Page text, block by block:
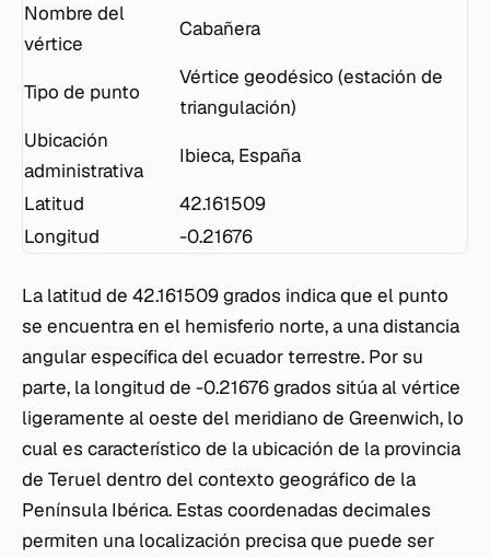
Nombre del
vértice
Cabañera
Tipo de punto
Vértice geodésico (estación de
triangulación)
Ubicación
administrativa
Ibieca, España
Latitud
42.161509
Longitud
-0.21676
La latitud de 42.161509 grados indica que el punto
se encuentra en el hemisferio norte, a una distancia
angular específica del ecuador terrestre. Por su
parte, la longitud de -0.21676 grados sitúa al vértice
ligeramente al oeste del meridiano de Greenwich, lo
cual es característico de la ubicación de la provincia
de Teruel dentro del contexto geográfico de la
Península Ibérica. Estas coordenadas decimales
permiten una localización precisa que puede ser